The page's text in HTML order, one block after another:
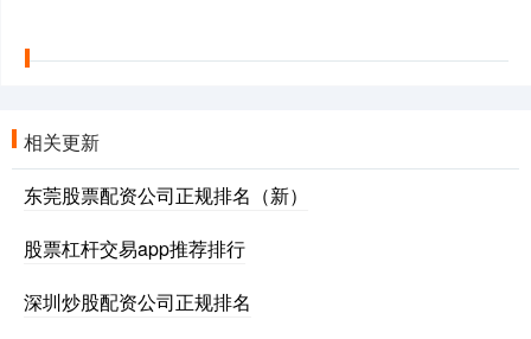
相关更新
东莞股票配资公司正规排名（新）
股票杠杆交易app推荐排行
深圳炒股配资公司正规排名